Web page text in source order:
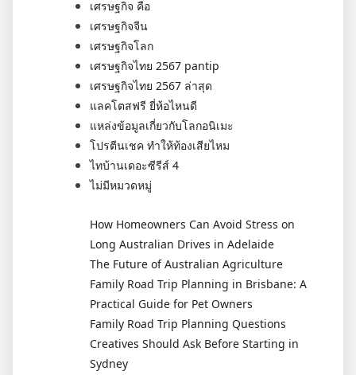
เศรษฐกิจ คือ
เศรษฐกิจจีน
เศรษฐกิจโลก
เศรษฐกิจไทย 2567 pantip
เศรษฐกิจไทย 2567 ล่าสุด
แลคโตสฟรี ยี่ห้อไหนดี
แหล่งข้อมูลเกี่ยวกับโลกอนิเมะ
โปรตีนเชค ทำให้ท้องเสียไหม
ไทบ้านเดอะซีรีส์ 4
ไม่มีหมวดหมู่
How Homeowners Can Avoid Stress on
Long Australian Drives in Adelaide
The Future of Australian Agriculture
Family Road Trip Planning in Brisbane: A
Practical Guide for Pet Owners
Family Road Trip Planning Questions
Creatives Should Ask Before Starting in
Sydney